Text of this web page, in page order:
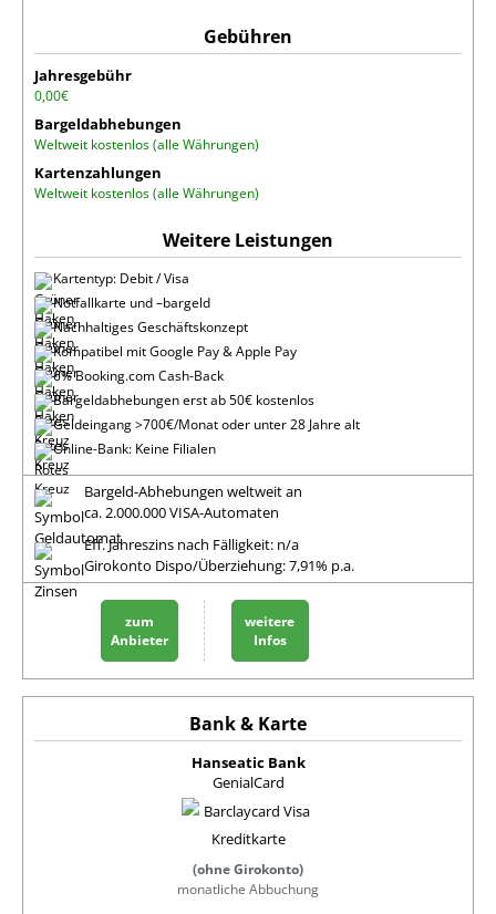
Jahresgebühr
0,00€
Bargeldabhebungen
Weltweit kostenlos (alle Währungen)
Kartenzahlungen
Weltweit kostenlos (alle Währungen)
Kartentyp: Debit / Visa
Notfallkarte und –bargeld
Nachhaltiges Geschäftskonzept
Kompatibel mit Google Pay & Apple Pay
6% Booking.com Cash-Back
Bargeldabhebungen erst ab 50€ kostenlos
Geldeingang >700€/Monat oder unter 28 Jahre alt
Online-Bank: Keine Filialen
Bargeld-Abhebungen weltweit an
ca. 2.000.000 VISA-Automaten
Eff. Jahreszins nach Fälligkeit: n/a
Girokonto Dispo/Überziehung: 7,91% p.a.
zum
Anbieter
weitere
Infos
Hanseatic Bank
GenialCard
(ohne Girokonto)
monatliche Abbuchung